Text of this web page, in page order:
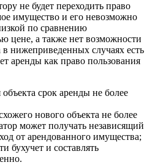
не будет переходить право
имущество и его невозможно
по сравнению
цене, а также нет возможности
в нижеприведенных случаях есть
аренды как право пользования
срок аренды не более
нового объекта не более
может получать независящий
от арендованного имущества;
бухучет и составлять